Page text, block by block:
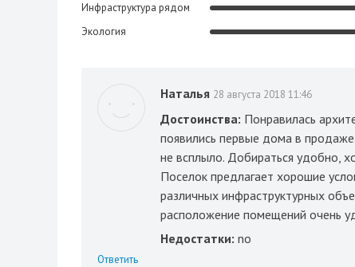
Инфраструктура рядом
Экология
Наталья 28 августа 2018 11:46
Достоинства: Понравилась
появились первые дома в
не всплыло. Добираться удобно,
Поселок предлагает хорошие
различных инфраструктурных
расположение помещений очень
Недостатки:no
Ответить